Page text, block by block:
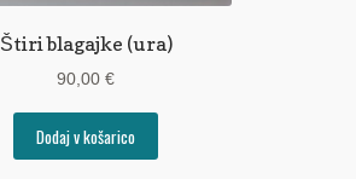
Štiri blagajke (ura)
90,00 €
Dodaj v košarico